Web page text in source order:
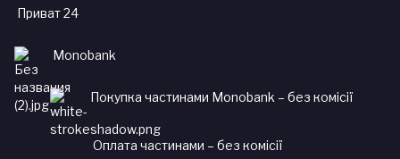
Приват 24
Monobank
Покупка частинами Monobank – без комісії
Оплата частинами – без комісії